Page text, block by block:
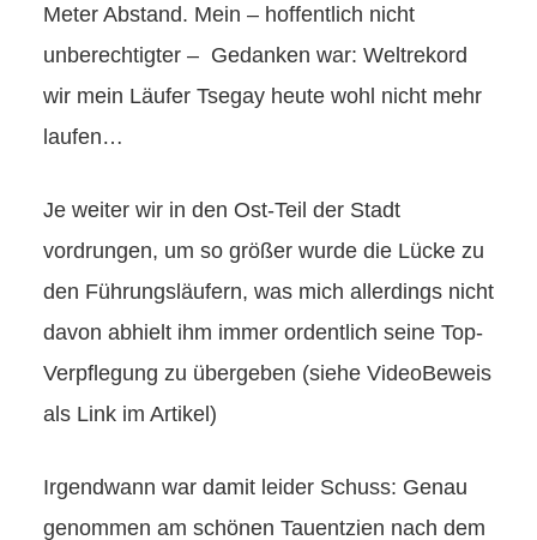
Meter Abstand. Mein – hoffentlich nicht
unberechtigter – Gedanken war: Weltrekord
wir mein Läufer Tsegay heute wohl nicht mehr
laufen…
Je weiter wir in den Ost-Teil der Stadt
vordrungen, um so größer wurde die Lücke zu
den Führungsläufern, was mich allerdings nicht
davon abhielt ihm immer ordentlich seine Top-
Verpflegung zu übergeben (siehe VideoBeweis
als Link im Artikel)
Irgendwann war damit leider Schuss: Genau
genommen am schönen Tauentzien nach dem